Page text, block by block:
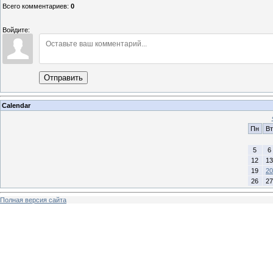
Всего комментариев: 0
Войдите:
Отправить
Calendar
Пн
Вт
5
6
12
13
19
20
26
27
Полная версия сайта